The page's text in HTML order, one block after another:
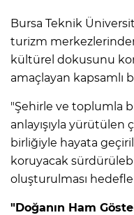
Bursa Teknik
turizm
kültürel dokusunu
amaçlayan kapsamlı
"Şehirle ve toplumla
anlayışıyla yürütülen
birliğiyle hayata
koruyacak
oluşturulması
"Doğanın Ham